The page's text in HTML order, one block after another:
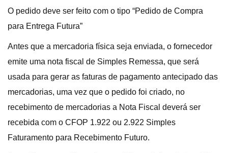
O pedido deve ser feito com o tipo “Pedido de Compra
para Entrega Futura”
Antes que a mercadoria física seja enviada, o fornecedor
emite uma nota fiscal de Simples Remessa, que será
usada para gerar as faturas de pagamento antecipado das
mercadorias, uma vez que o pedido foi criado, no
recebimento de mercadorias a Nota Fiscal deverá ser
recebida com o CFOP 1.922 ou 2.922 Simples
Faturamento para Recebimento Futuro.